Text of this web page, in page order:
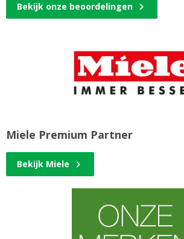
Bekijk onze beoordelingen
Miele Premium Partner
Bekijk Miele